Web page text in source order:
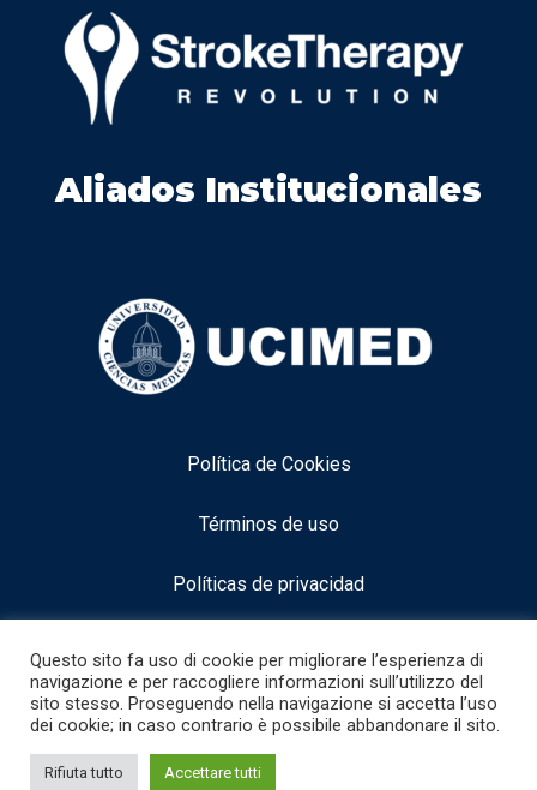
Aliados Institucionales
Política de Cookies
Términos de uso
Políticas de privacidad
info@neurocognitiveacademy.com
Questo sito fa uso di cookie per migliorare l’esperienza di
navigazione e per raccogliere informazioni sull’utilizzo del
sito stesso. Proseguendo nella navigazione si accetta l’uso
dei cookie; in caso contrario è possibile abbandonare il sito.
Rifiuta tutto Accettare tutti
Hai bisogno di aiuto? Scrivi pure